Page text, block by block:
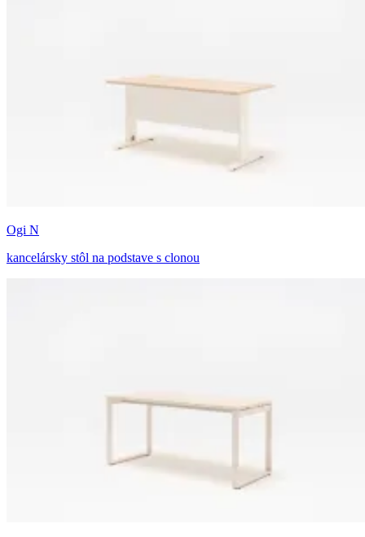
Ogi N
kancelársky stôl na podstave s clonou